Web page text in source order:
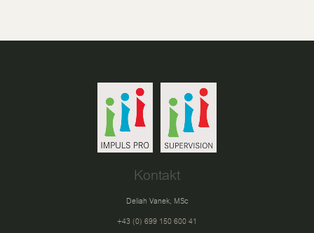
Kontakt
Deliah Vanek, MSc
+43 (0) 699 150 600 41